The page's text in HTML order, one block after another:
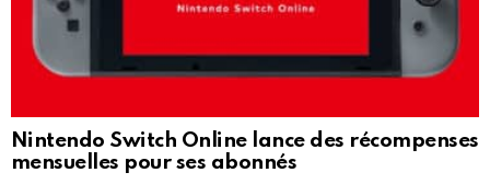
Nintendo Switch Online lance des récompenses
mensuelles pour ses abonnés